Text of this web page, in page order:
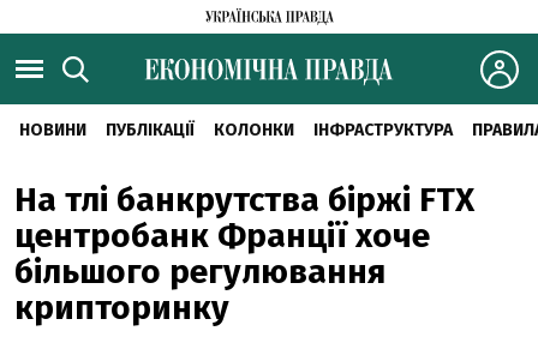
НОВИНИ ПУБЛІКАЦІЇ КОЛОНКИ ІНФРАСТРУКТУРА
На тлі банкрутства біржі FTX
центробанк Франції хоче
більшого регулювання
крипторинку